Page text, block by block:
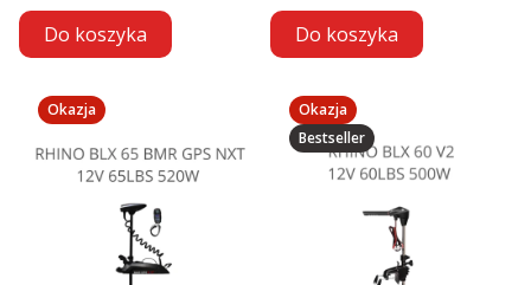
Do koszyka Do koszyka
Okazja
Okazja
Bestseller